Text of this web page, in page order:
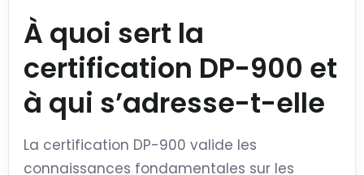
À quoi sert la
certification DP-900 et
à qui s’adresse-t-elle
La certification DP-900 valide les
connaissances fondamentales sur les